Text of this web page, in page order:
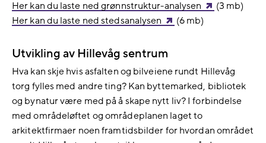
Her kan du laste ned grønnstruktur-analysen
(3 mb)
Her kan du laste ned stedsanalysen
(6 mb)
Utvikling av Hillevåg sentrum
Hva kan skje hvis asfalten og bilveiene rundt Hillevåg
torg fylles med andre ting? Kan byttemarked, bibliotek
og bynatur være med på å skape nytt liv? I forbindelse
med områdeløftet og områdeplanen laget to
arkitektfirmaer noen framtidsbilder for hvordan området